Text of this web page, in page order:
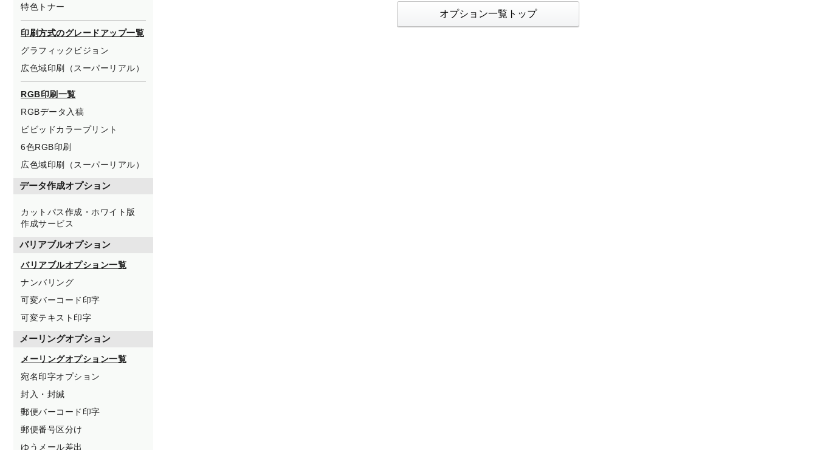
特色トナー
印刷方式のグレードアップ一覧
グラフィックビジョン
広色域印刷（スーパーリアル）
RGB印刷一覧
RGBデータ入稿
ビビッドカラープリント
6色RGB印刷
広色域印刷（スーパーリアル）
データ作成オプション
カットパス作成・ホワイト版
作成サービス
バリアブルオプション
バリアブルオプション一覧
ナンバリング
可変バーコード印字
可変テキスト印字
メーリングオプション
メーリングオプション一覧
宛名印字オプション
封入・封緘
郵便バーコード印字
郵便番号区分け
ゆうメール差出
オプション一覧トップ